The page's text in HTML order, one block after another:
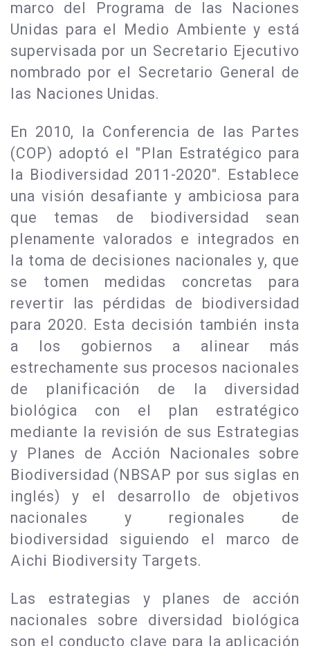
marco del Programa de las Naciones
Unidas para el Medio Ambiente y está
supervisada por un Secretario Ejecutivo
nombrado por el Secretario General de
las Naciones Unidas.
En 2010, la Conferencia de las Partes
(COP) adoptó el "Plan Estratégico para
la Biodiversidad 2011-2020". Establece
una visión desafiante y ambiciosa para
que temas de biodiversidad sean
plenamente valorados e integrados en
la toma de decisiones nacionales y, que
se tomen medidas concretas para
revertir las pérdidas de biodiversidad
para 2020. Esta decisión también insta
a los gobiernos a alinear más
estrechamente sus procesos nacionales
de planificación de la diversidad
biológica con el plan estratégico
mediante la revisión de sus Estrategias
y Planes de Acción Nacionales sobre
Biodiversidad (NBSAP por sus siglas en
inglés) y el desarrollo de objetivos
nacionales y regionales de
biodiversidad siguiendo el marco de
Aichi Biodiversity Targets.
Las estrategias y planes de acción
nacionales sobre diversidad biológica
son el conducto clave para la aplicación